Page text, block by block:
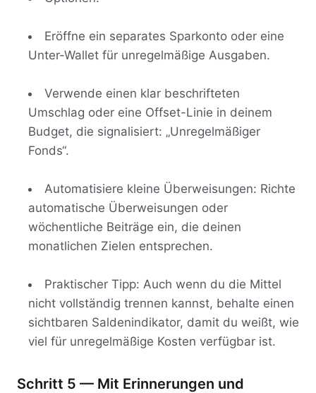
Eröffne ein separates Sparkonto oder eine
Unter-Wallet für unregelmäßige Ausgaben.
Verwende einen klar beschrifteten
Umschlag oder eine Offset-Linie in deinem
Budget, die signalisiert: „Unregelmäßiger
Fonds“.
Automatisiere kleine Überweisungen: Richte
automatische Überweisungen oder
wöchentliche Beiträge ein, die deinen
monatlichen Zielen entsprechen.
Praktischer Tipp: Auch wenn du die Mittel
nicht vollständig trennen kannst, behalte einen
sichtbaren Saldenindikator, damit du weißt, wie
viel für unregelmäßige Kosten verfügbar ist.
Schritt 5 — Mit Erinnerungen und